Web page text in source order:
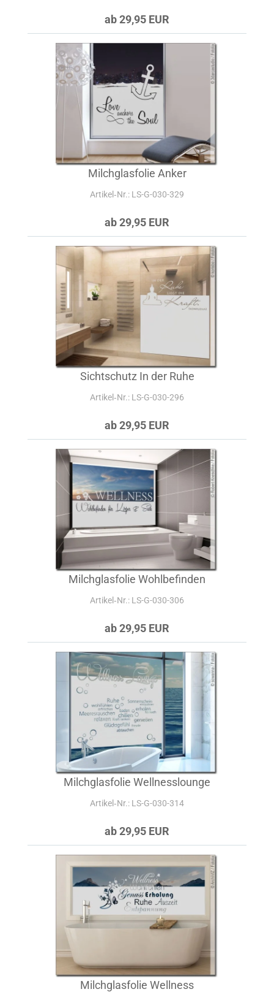
ab 29,95 EUR
Milchglasfolie Anker
Artikel‑Nr.: LS-G-030-329
ab 29,95 EUR
Sichtschutz In der Ruhe
Artikel‑Nr.: LS-G-030-296
ab 29,95 EUR
Milchglasfolie Wohlbefinden
Artikel‑Nr.: LS-G-030-306
ab 29,95 EUR
Milchglasfolie Wellnesslounge
Artikel‑Nr.: LS-G-030-314
ab 29,95 EUR
Milchglasfolie Wellness